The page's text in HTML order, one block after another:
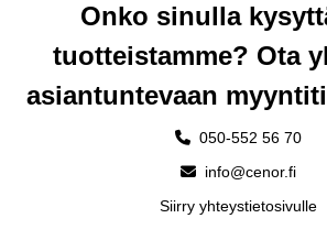
Onko sinulla
tuotteistamme? Ota
asiantuntevaan
050-552 56 70
info@cenor.fi
Siirry yhteystietosivulle